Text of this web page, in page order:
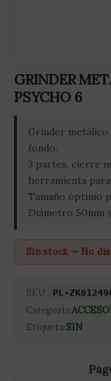
GRINDER
PSYCHO 6
Grinder metálico
fondo.
3 partes, cierre
herramienta
Tamaño óptimo
Diámetro 50mm
Sin stock — No
SKU: PL-
Categoría:
Etiqueta:SIN